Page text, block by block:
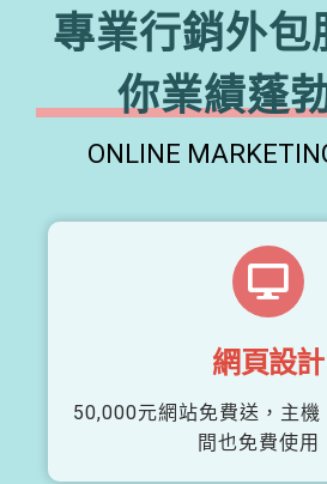
專業行銷外包
你業績蓬
ONLINE
網頁設計
50,000元網站免費送，主機
間也免費使用